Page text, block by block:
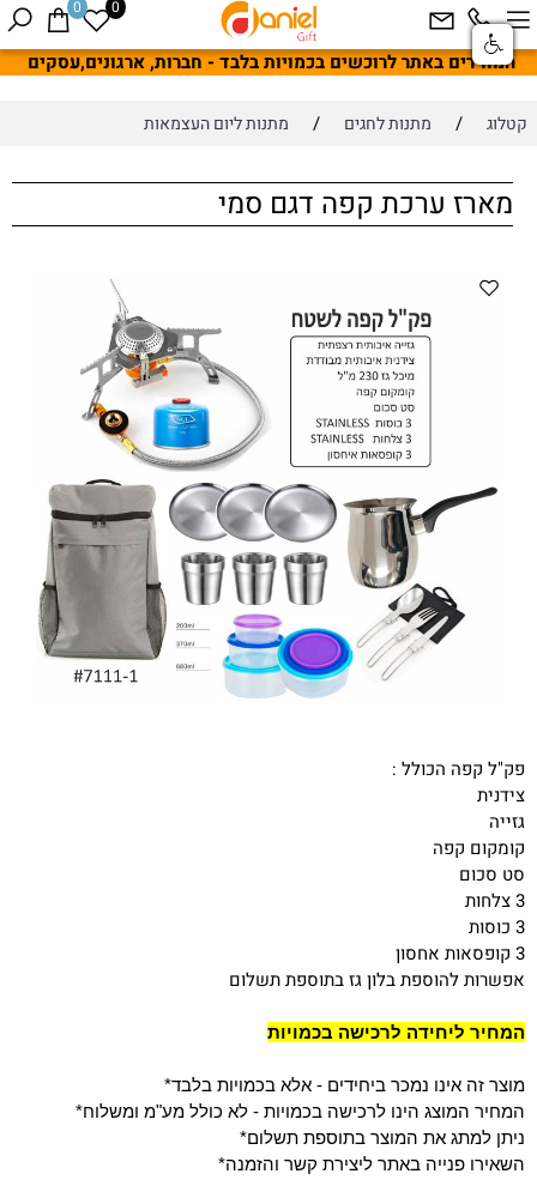
המחירים באתר לרוכשים בכמויות בלבד - חברות, ארגונים,עסקים
0 0
קטלוג / מתנות לחגים / מתנות ליום העצמאות
מארז ערכת קפה דגם סמי
פק"ל קפה הכולל :
צידנית
גזייה
קומקום קפה
סט סכום
3 צלחות
3 כוסות
3 קופסאות אחסון
אפשרות להוספת בלון גז בתוספת תשלום
המחיר ליחידה לרכישה בכמויות
*מוצר זה אינו נמכר ביחידים - אלא בכמויות בלבד
*המחיר המוצג הינו לרכישה בכמויות - לא כולל מע"מ ומשלוח
*ניתן למתג את המוצר בתוספת תשלום
*השאירו פנייה באתר ליצירת קשר והזמנה